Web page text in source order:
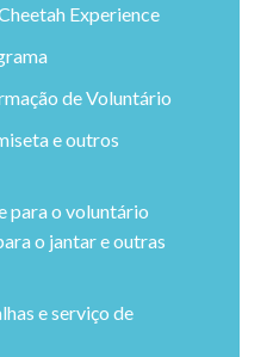
Experience
de Voluntário
e outros
para o voluntário
o jantar e outras
e serviço de